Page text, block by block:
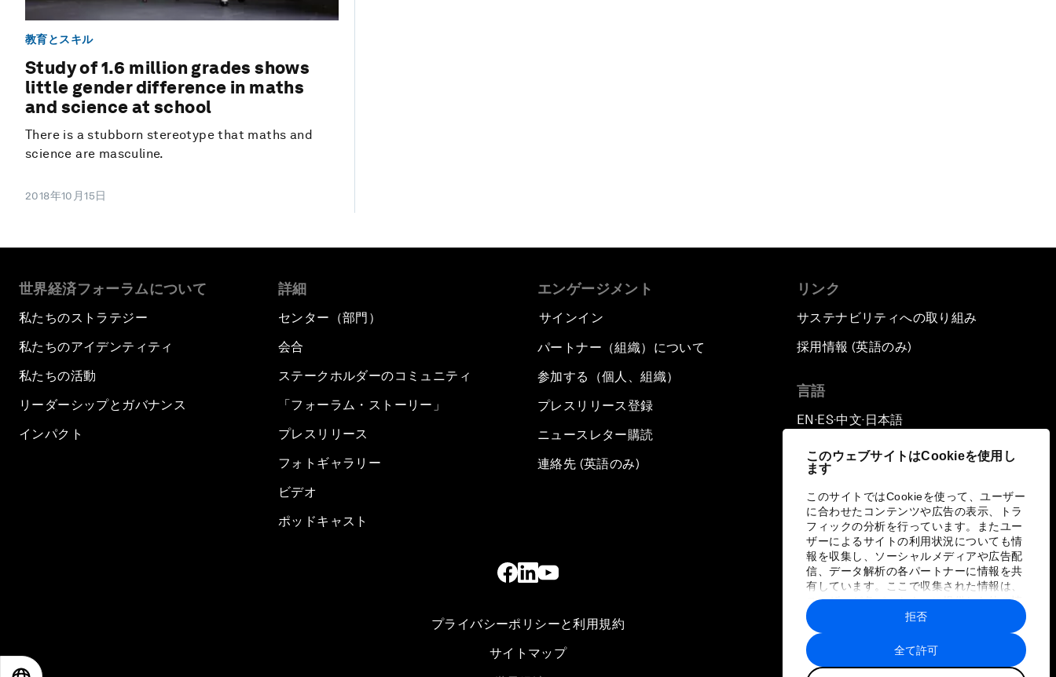
このウェブサイトはCookieを使用し
ます
このサイトではCookieを使って、ユーザー
に合わせたコンテンツや広告の表示、トラ
フィックの分析を行っています。またユー
ザーによるサイトの利用状況についても情
報を収集し、ソーシャルメディアや広告配
信、データ解析の各パートナーに情報を共
有しています。ここで収集された情報は、
ユーザーが各パートナーに提供した他の情
報や各パートナーのサービスを使用した際
に収集された情報と組み合わされ、各パー
トナーによって使用されることがありま
す。
全て許可
拒否
教育とスキル
Study of 1.6 million grades shows
little gender difference in maths
and science at school
There is a stubborn stereotype that maths and
science are masculine.
2018年10月15日
世界経済フォーラムについて
私たちのストラテジー
私たちのアイデンティティ
私たちの活動
リーダーシップとガバナンス
インパクト
詳細
センター（部門）
会合
ステークホルダーのコミュニティ
「フォーラム・ストーリー」
プレスリリース
フォトギャラリー
ビデオ
ポッドキャスト
エンゲージメント
サインイン
パートナー（組織）について
参加する（個人、組織）
プレスリリース登録
ニュースレター購読
連絡先 (英語のみ)
リンク
サステナビリティへの取り組み
採用情報 (英語のみ)
言語
EN ▪ ES▪中文▪ 日本語
プライバシーポリシーと利用規約
サイトマップ